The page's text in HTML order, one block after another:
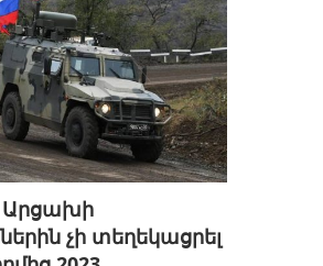
չի տեղեկացրել